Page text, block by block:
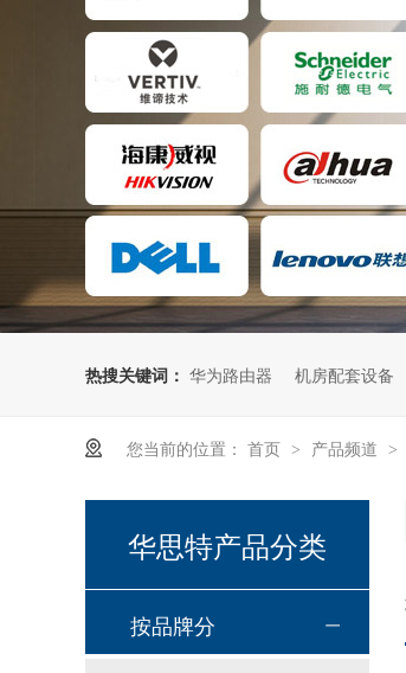
热搜关键词： 华为路由器 机房配套设备
您当前的位置： 首页 > 产品频道 >
华思特产品分类
按品牌分